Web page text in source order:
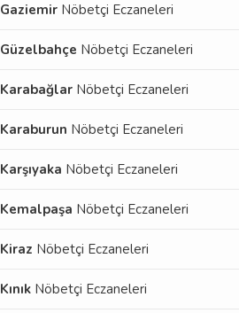
Gaziemir Nöbetçi Eczaneleri
Güzelbahçe Nöbetçi Eczaneleri
Karabağlar Nöbetçi Eczaneleri
Karaburun Nöbetçi Eczaneleri
Karşıyaka Nöbetçi Eczaneleri
Kemalpaşa Nöbetçi Eczaneleri
Kiraz Nöbetçi Eczaneleri
Kınık Nöbetçi Eczaneleri